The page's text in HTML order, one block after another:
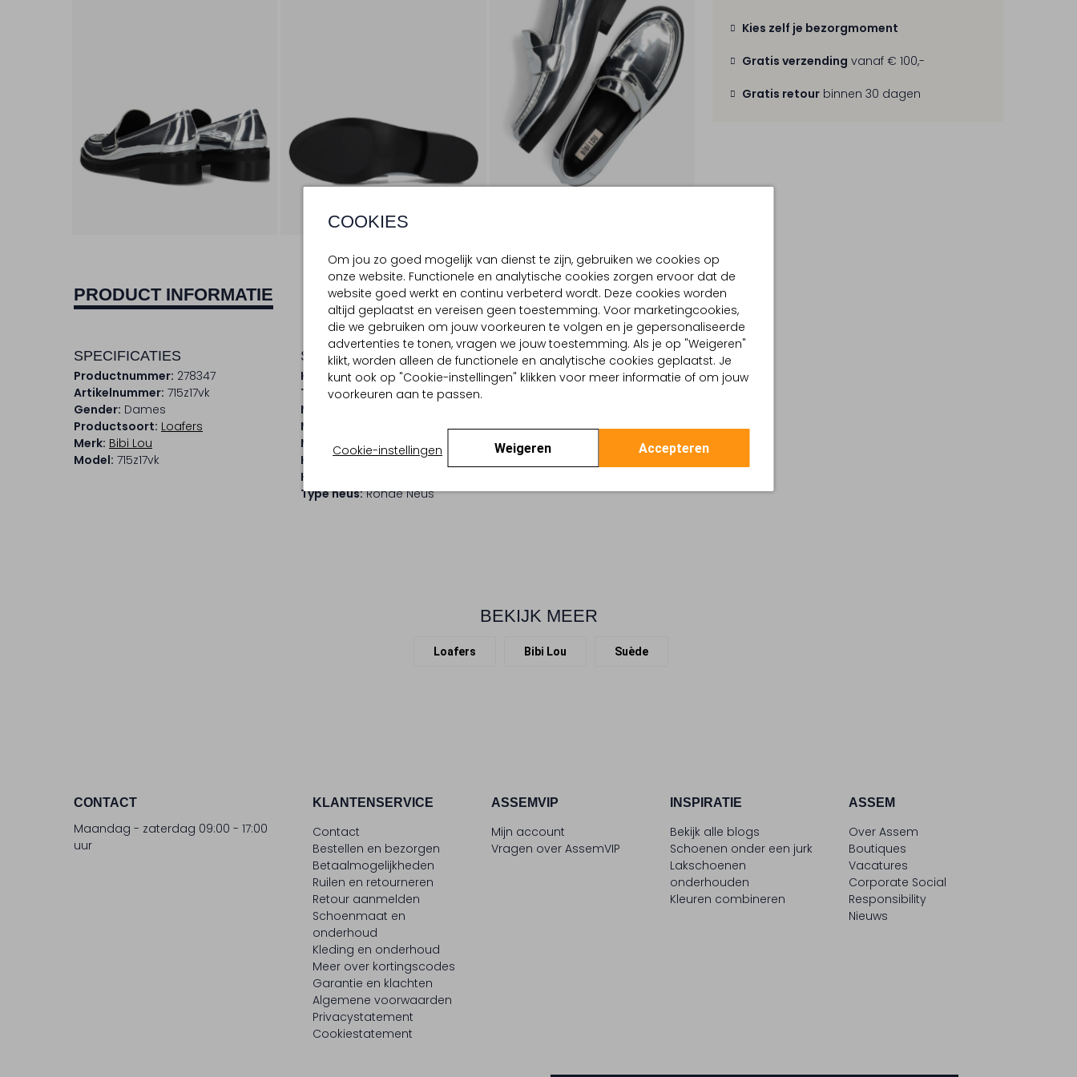
COOKIES
Om jou zo goed mogelijk van dienst te zijn, gebruiken we cookies op
onze website. Functionele en analytische cookies zorgen ervoor dat de
website goed werkt en continu verbeterd wordt. Deze cookies worden
altijd geplaatst en vereisen geen toestemming. Voor marketingcookies,
die we gebruiken om jouw voorkeuren te volgen en je gepersonaliseerde
advertenties te tonen, vragen we jouw toestemming. Als je op "Weigeren"
klikt, worden alleen de functionele en analytische cookies geplaatst. Je
kunt ook op "Cookie-instellingen" klikken voor meer informatie of om jouw
voorkeuren aan te passen.
Cookie-instellingen Weigeren Accepteren
Kies zelf je bezorgmoment
Gratis verzending vanaf € 100,-
Gratis retour binnen 30 dagen
PRODUCT INFORMATIE BEZORGEN & RETOURNEREN
SPECIFICATIES
Productnummer: 278347
Artikelnummer: 715z17vk
Gender: Dames
Productsoort: Loafers
Merk: Bibi Lou
Model: 715z17vk
SAMENSTELLING & PASVORM
Kleur: Zilver
Trends: Metallic
Materiaal buitenkant:
Materiaal binnenkant:
Leer
Materiaal zool:
Rubber
Hakvorm: Blokhak
Hakhoogte (cm):
Type neus: Ronde Neus
BEKIJK MEER
Loafers Bibi Lou Suède
CONTACT
Maandag - zaterdag 09:00 - 17:00
uur
KLANTENSERVICE
Contact
Bestellen en bezorgen
Betaalmogelijkheden
Ruilen en retourneren
Retour aanmelden
Schoenmaat en
onderhoud
Kleding en onderhoud
Meer over kortingscodes
Garantie en klachten
Algemene voorwaarden
Privacystatement
Cookiestatement
ASSEMVIP
Mijn account
Vragen over AssemVIP
INSPIRATIE
Bekijk alle blogs
Schoenen onder een jurk
Lakschoenen
onderhouden
Kleuren combineren
ASSEM
Over Assem
Boutiques
Vacatures
Corporate Social
Responsibility
Nieuws